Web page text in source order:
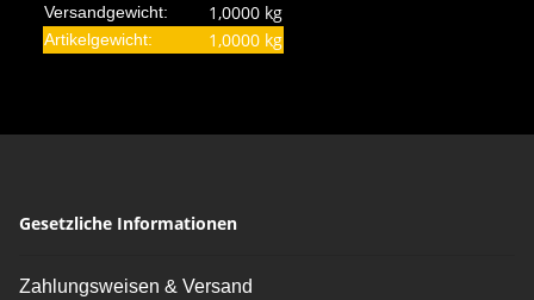
Versandgewicht: 1,0000 kg
Artikelgewicht: 1,0000 kg
Gesetzliche Informationen
Zahlungsweisen & Versand